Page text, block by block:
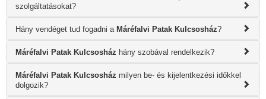
szolgáltatásokat?
Hány vendéget tud fogadni a Máréfalvi Patak Kulcsosház?
Máréfalvi Patak Kulcsosház hány szobával rendelkezik?
Máréfalvi Patak Kulcsosház milyen be- és kijelentkezési időkkel
dolgozik?